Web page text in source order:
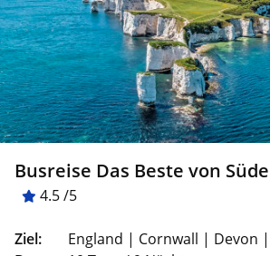
Busreise Das Beste von
4.5 /5
Ziel:
England | Cornwall | Devon